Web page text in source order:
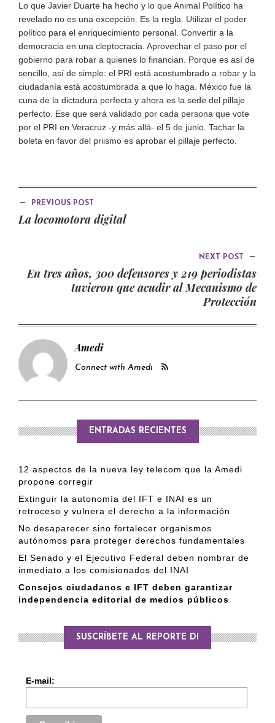
Lo que Javier Duarte ha hecho y lo que Animal Político ha
revelado no es una excepción. Es la regla. Utilizar el poder
político para el enriquecimiento personal. Convertir a la
democracia en una cleptocracia. Aprovechar el paso por el
gobierno para robar a quienes lo financian. Porque es así de
sencillo, así de simple: el PRI está acostumbrado a robar y la
ciudadanía está acostumbrada a que lo haga. México fue la
cuna de la dictadura perfecta y ahora es la sede del pillaje
perfecto. Ese que será validado por cada persona que vote
por el PRI en Veracruz -y más allá- el 5 de junio. Tachar la
boleta en favor del priismo es aprobar el pillaje perfecto.
← PREVIOUS POST
La locomotora digital
NEXT POST →
En tres años, 300 defensores y 219 periodistas
tuvieron que acudir al Mecanismo de
Protección
Amedi
Connect with Amedi
ENTRADAS RECIENTES
12 aspectos de la nueva ley telecom que la Amedi
propone corregir
Extinguir la autonomía del IFT e INAI es un
retroceso y vulnera el derecho a la información
No desaparecer sino fortalecer organismos
autónomos para proteger derechos fundamentales
El Senado y el Ejecutivo Federal deben nombrar de
inmediato a los comisionados del INAI
Consejos ciudadanos e IFT deben garantizar
independencia editorial de medios públicos
SUSCRÍBETE AL REPORTE DI
E-mail: